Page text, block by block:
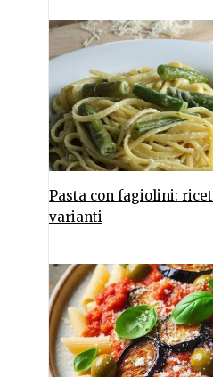
Pasta con fagiolini:
varianti